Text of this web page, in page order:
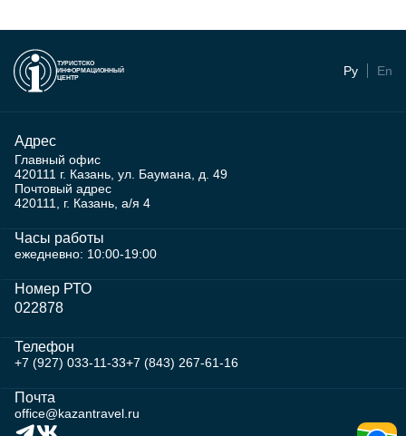
ТУРИСТСКО
ИНФОРМАЦИОННЫЙ
ЦЕНТР
Ру En
Адрес
Главный офис
420111 г. Казань, ул. Баумана, д. 49
Почтовый адрес
420111, г. Казань, а/я 4
Часы работы
ежедневно: 10:00-19:00
Номер РТО
022878
Телефон
+7 (927) 033-11-33+7 (843) 267-61-16
Почта
office@kazantravel.ru